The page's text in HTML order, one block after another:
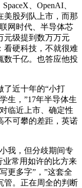
、OpenAI、
美股列队上市，而那
网时代、半导体芯
元级提到数万万元
看硬科技，不就很难
数千亿。也答应他投
近十年的“小打
生，”17年半导体生
临近上市、确定性
不可攀的差距，英诺
我，但分歧期间专
业常用如许的比方来
更多字”，”这套全
管。正在周全的判断